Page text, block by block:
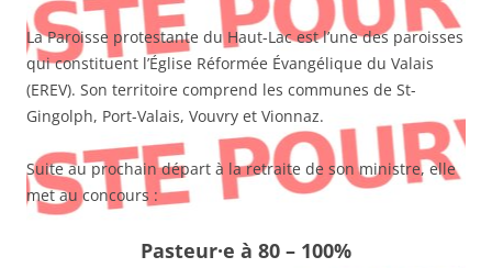
La Paroisse protestante du Haut-Lac est l’une des paroisses
qui constituent l’Église Réformée Évangélique du Valais
(EREV). Son territoire comprend les communes de St-
Gingolph, Port-Valais, Vouvry et Vionnaz.
Suite au prochain départ à la retraite de son ministre, elle
met au concours :
Pasteur·e à 80 – 100%